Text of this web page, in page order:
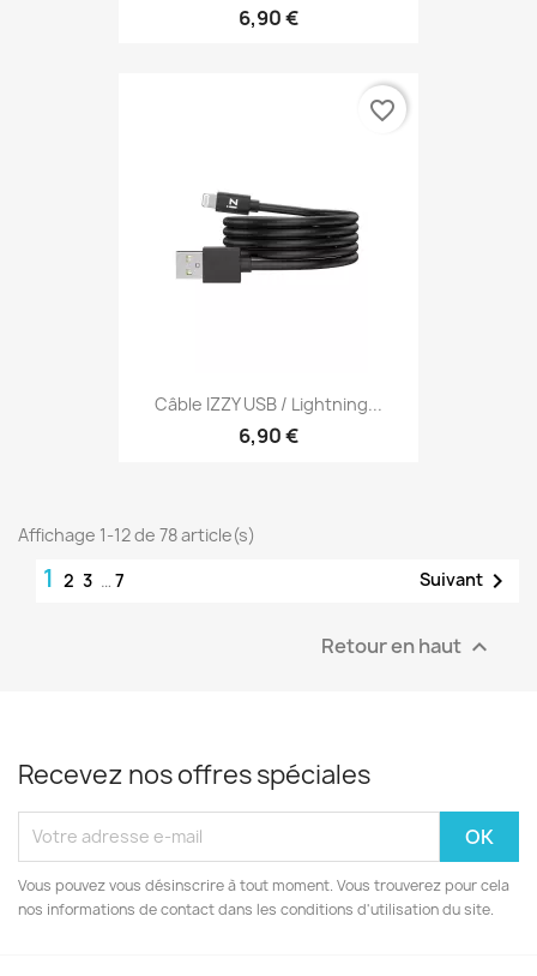
6,90 €
Câble IZZY USB / Lightning...
6,90 €
favorite_border
Affichage 1-12 de 78 article(s)
1 2 3 … 7 Suivant 
Retour en haut 
Recevez nos offres spéciales
Vous pouvez vous désinscrire à tout moment. Vous trouverez pour cela
nos informations de contact dans les conditions d'utilisation du site.